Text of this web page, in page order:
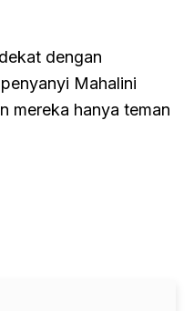
dengan
Mahalini
mereka hanya teman